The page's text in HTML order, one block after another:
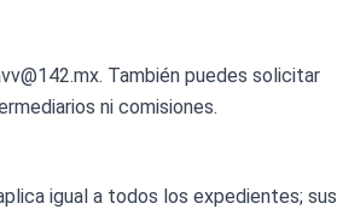
. También puedes solicitar
ni comisiones.
igual a todos los expedientes; sus